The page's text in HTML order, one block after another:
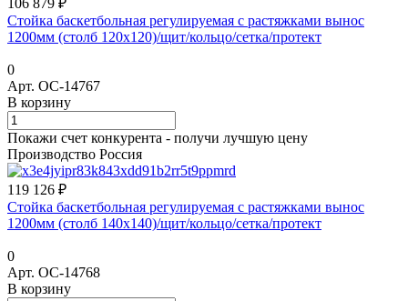
Стойка баскетбольная регулируемая с растяжками вынос
1200мм (столб 120х120)/щит/кольцо/сетка/протект
0
Арт. ОС-14767
В корзину
Покажи счет конкурента - получи лучшую цену
Производство Россия
119 126 ₽
Стойка баскетбольная регулируемая с растяжками вынос
1200мм (столб 140х140)/щит/кольцо/сетка/протект
0
Арт. ОС-14768
В корзину